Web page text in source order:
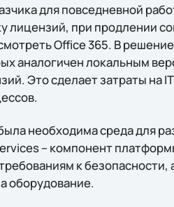
для повседневной
лицензий, при продлении
Office 365. В
аналогичен локальным
Это сделает затраты на
необходима среда для
– компонент
к безопасности,
оборудование.